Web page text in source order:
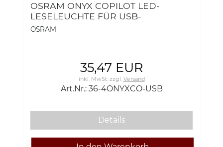
OSRAM ONYX COPILOT LED-
LESELEUCHTE FÜR USB-
ANSCHLUSS 36-4ONYXCO-USB
OSRAM
35,47 EUR
inkl. MwSt.zzgl. Versand
Art.Nr.: 36-4ONYXCO-USB
Details